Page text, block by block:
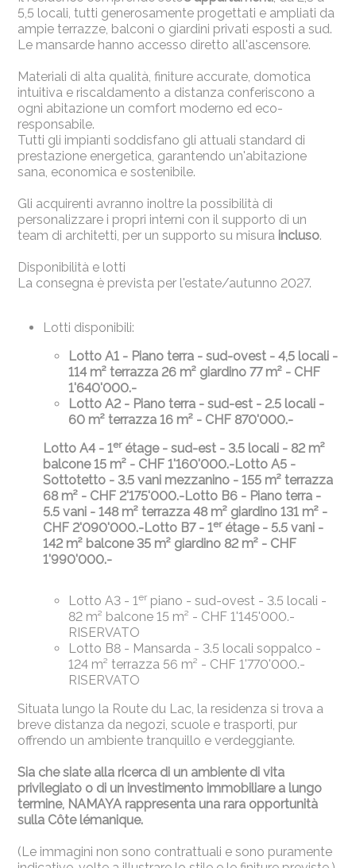
5,5 locali, tutti generosamente progettati e ampliati da
ampie terrazze, balconi o giardini privati esposti a sud.
Le mansarde hanno accesso diretto all'ascensore.
Materiali di alta qualità, finiture accurate, domotica
intuitiva e riscaldamento a distanza conferiscono a
ogni abitazione un comfort moderno ed eco-
responsabile.
Tutti gli impianti soddisfano gli attuali standard di
prestazione energetica, garantendo un'abitazione
sana, economica e sostenibile.
Gli acquirenti avranno inoltre la possibilità di
personalizzare i propri interni con il supporto di un
team di architetti, per un supporto su misura incluso.
Disponibilità e lotti
La consegna è prevista per l'estate/autunno 2027.
Lotti disponibili:
Lotto A1 - Piano terra - sud-ovest - 4,5 locali -
114 m² terrazza 26 m² giardino 77 m² - CHF
1'640'000.-
Lotto A2 - Piano terra - sud-est - 2.5 locali -
60 m² terrazza 16 m² - CHF 870'000.-
Lotto A4 - 1erétage - sud-est - 3.5 locali - 82 m²
balcone 15 m² - CHF 1'160'000.-Lotto A5 -
Sottotetto - 3.5 vani mezzanino - 155 m² terrazza
68 m² - CHF 2'175'000.-Lotto B6 - Piano terra -
5.5 vani - 148 m² terrazza 48 m² giardino 131 m² -
CHF 2'090'000.-Lotto B7 - 1erétage - 5.5 vani -
142 m² balcone 35 m² giardino 82 m² - CHF
1'990'000.-
Lotto A3 - 1er piano - sud-ovest - 3.5 locali -
82 m² balcone 15 m² - CHF 1'145'000.-
RISERVATO
Lotto B8 - Mansarda - 3.5 locali soppalco -
124 m² terrazza 56 m² - CHF 1'770'000.-
RISERVATO
Situata lungo la Route du Lac, la residenza si trova a
breve distanza da negozi, scuole e trasporti, pur
offrendo un ambiente tranquillo e verdeggiante.
Sia che siate alla ricerca di un ambiente di vita
privilegiato o di un investimento immobiliare a lungo
termine, NAMAYA rappresenta una rara opportunità
sulla Côte lémanique.
(Le immagini non sono contrattuali e sono puramente